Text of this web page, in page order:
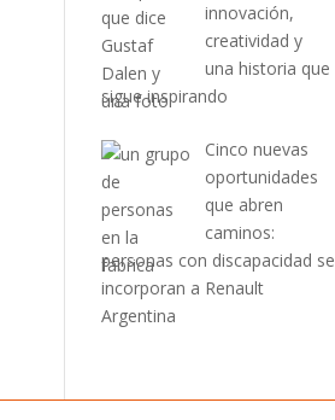
innovación,
creatividad y
una historia que
sigue inspirando
Cinco nuevas
oportunidades
que abren
caminos:
personas con discapacidad se
incorporan a Renault
Argentina